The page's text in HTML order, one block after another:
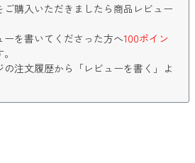
購入いただきましたら商品レビュー
を書いてくださった方へ100ポイン
の注文履歴から「レビューを書く」よ